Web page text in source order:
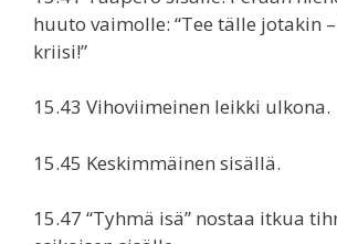
huuto vaimolle: “Tee tälle jotakin
kriisi!”
15.43 Vihoviimeinen leikki ulkona.
15.45 Keskimmäinen sisällä.
15.47 “Tyhmä isä” nostaa itkua